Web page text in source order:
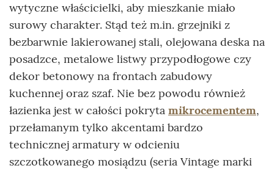
wytyczne właścicielki, aby mieszkanie miało
surowy charakter. Stąd też m.in. grzejniki z
bezbarwnie lakierowanej stali, olejowana deska na
posadzce, metalowe listwy przypodłogowe czy
dekor betonowy na frontach zabudowy
kuchennej oraz szaf. Nie bez powodu również
łazienka jest w całości pokryta mikrocementem,
przełamanym tylko akcentami bardzo
technicznej armatury w odcieniu
szczotkowanego mosiądzu (seria Vintage marki